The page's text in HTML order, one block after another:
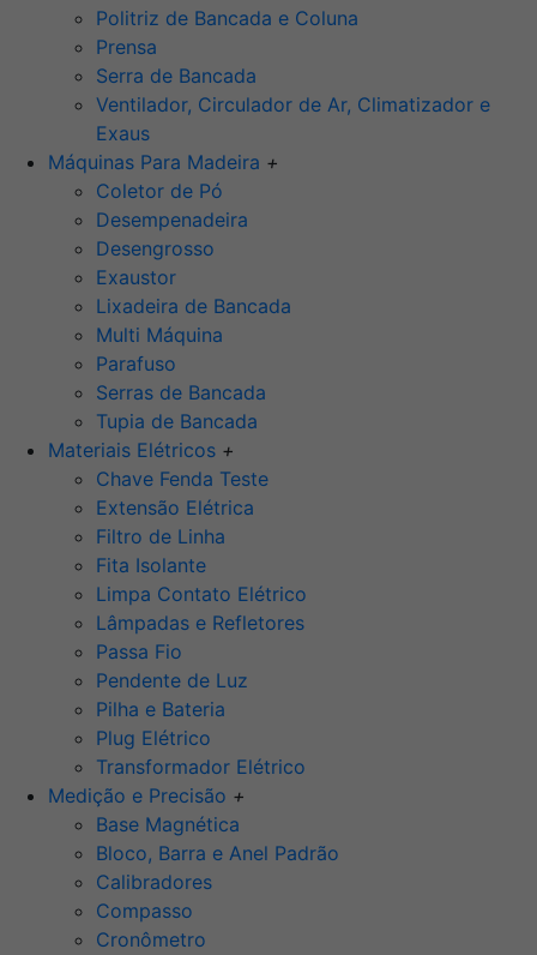
Politriz de Bancada e Coluna
Prensa
Serra de Bancada
Ventilador, Circulador de Ar, Climatizador e
Exaus
Máquinas Para Madeira +
Coletor de Pó
Desempenadeira
Desengrosso
Exaustor
Lixadeira de Bancada
Multi Máquina
Parafuso
Serras de Bancada
Tupia de Bancada
Materiais Elétricos +
Chave Fenda Teste
Extensão Elétrica
Filtro de Linha
Fita Isolante
Limpa Contato Elétrico
Lâmpadas e Refletores
Passa Fio
Pendente de Luz
Pilha e Bateria
Plug Elétrico
Transformador Elétrico
Medição e Precisão +
Base Magnética
Bloco, Barra e Anel Padrão
Calibradores
Compasso
Cronômetro